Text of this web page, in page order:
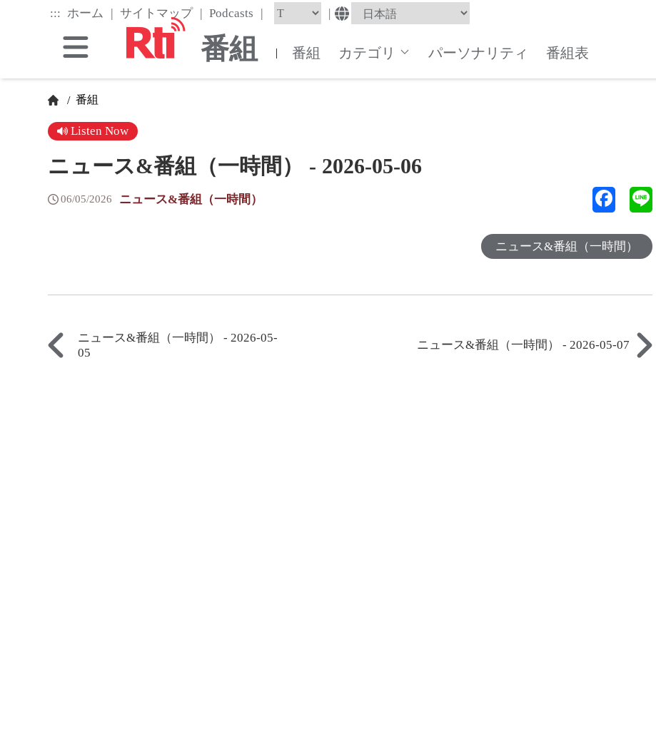
::: ホーム | サイトマップ | Podcasts | |
番組 | 番組 カテゴリ パーソナリティ 番組表
/ 番組
Listen Now
ニュース&番組（一時間） - 2026-05-06
06/05/2026 ニュース&番組（一時間）
ニュース&番組（一時間）
ニュース&番組（一時間） - 2026-05-
05
ニュース&番組（一時間） - 2026-05-07